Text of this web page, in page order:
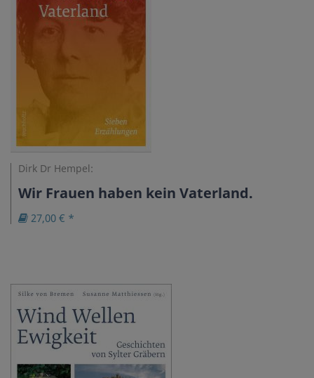
Dirk Dr Hempel:
Wir Frauen haben kein Vaterland.
27,00 € *